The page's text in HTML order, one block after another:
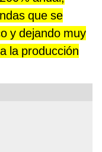
que se
y dejando muy
la producción